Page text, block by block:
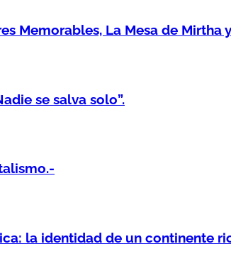
Memorables, La Mesa de
se salva solo”.
la identidad de un continente